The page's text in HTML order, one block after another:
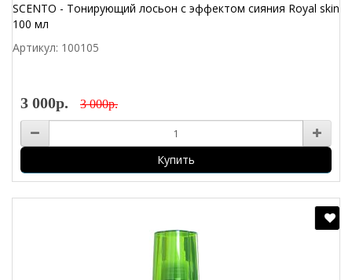
SCENTO - Тонирующий лосьон с эффектом сияния Royal skin
100 мл
Артикул: 100105
3 000р. 3 000р.
Купить